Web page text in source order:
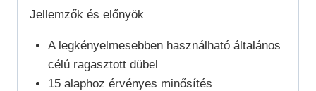
Jellemzők és előnyök
A legkényelmesebben használható általános
célú ragasztott dübel
15 alaphoz érvényes minősítés